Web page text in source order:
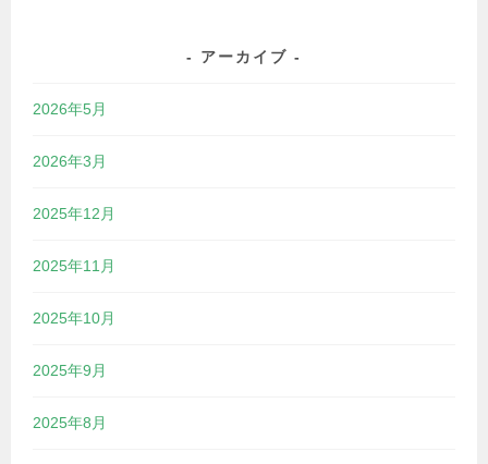
アーカイブ
2026年5月
2026年3月
2025年12月
2025年11月
2025年10月
2025年9月
2025年8月